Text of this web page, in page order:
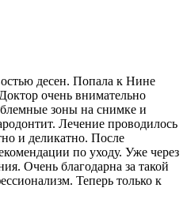
десен. Попала к Нине
очень внимательно
зоны на снимке и
Лечение проводилось
и деликатно. После
по уходу. Уже через
Очень благодарна за такой
Теперь только к